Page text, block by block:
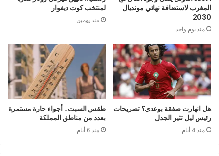
المغرب لاستضافة نهائي مونديال
2030
منذ يوم واحد
لمنتخب كوت ديفوار
منذ يومين
هل انهارت صفقة بوعدي؟ تصريحات
رئيس ليل تثير الجدل
منذ 4 أيام
طقس السبت.. أجواء حارة مستمرة
بعدد من مناطق المملكة
منذ 6 أيام